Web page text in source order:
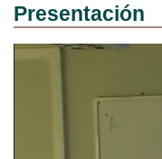
Presentación